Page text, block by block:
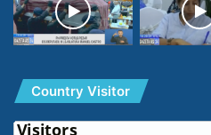
Country Visitor